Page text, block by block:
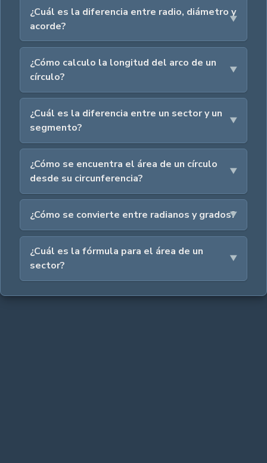
¿Cuál es la diferencia entre radio, diámetro y
acorde?
¿Cómo calculo la longitud del arco de un
círculo?
¿Cuál es la diferencia entre un sector y un
segmento?
¿Cómo se encuentra el área de un círculo
desde su circunferencia?
¿Cómo se convierte entre radianos y grados?
¿Cuál es la fórmula para el área de un
sector?